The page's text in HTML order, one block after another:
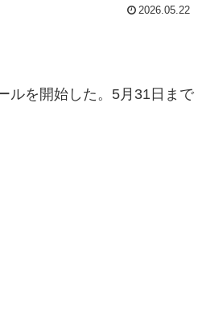
2026.05.22
ルを開始した。5月31日まで